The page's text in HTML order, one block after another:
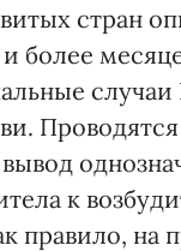
стран
более
к
правило, на